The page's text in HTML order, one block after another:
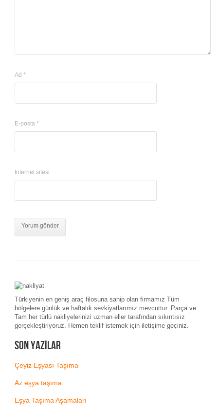
Ad *
E-posta *
İnternet sitesi
Türkiyenin en geniş araç filosuna sahip olan firmamız Tüm
bölgelere günlük ve haftalık sevkiyatlarımız mevcuttur. Parça ve
Tam her türlü nakliyelerinizi uzman eller tarafından sıkıntısız
gerçekleştiriyoruz. Hemen teklif istemek için iletişime geçiniz.
Son Yazılar
Çeyiz Eşyası Taşıma
Az eşya taşıma
Eşya Taşıma Aşamaları